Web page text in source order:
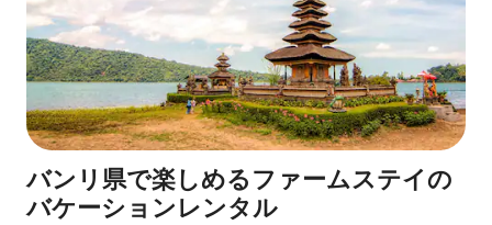
バンリ県で楽しめるファームステイの
バケーションレンタル